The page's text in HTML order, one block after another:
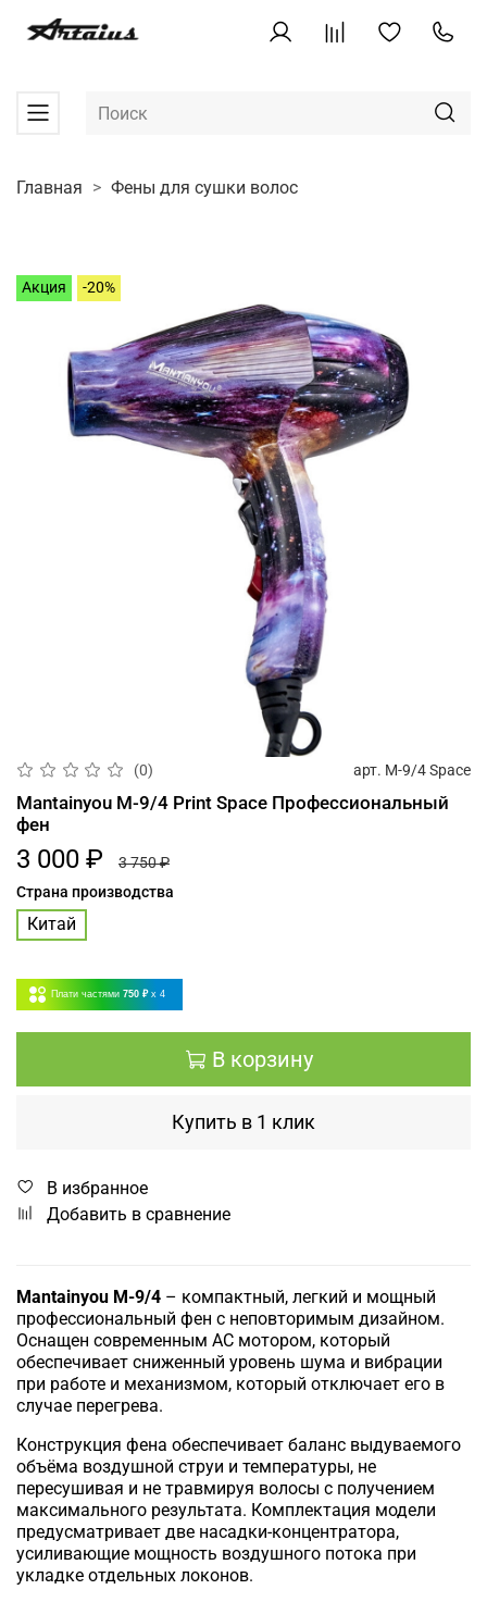
Главная Фены для сушки волос
Акция -20%
(0) арт. М-9/4 Space
Mantainyou М-9/4 Print Space Профессиональный
фен
3 000 ₽
3 750 ₽
Страна производства
Китай
Плати частями 750 ₽ x 4
В корзину
Купить в 1 клик
В избранное
Добавить в сравнение
Mantainyou М-9/4 – компактный, легкий и мощный
профессиональный фен с неповторимым дизайном.
Оснащен современным AC мотором, который
обеспечивает сниженный уровень шума и вибрации
при работе и механизмом, который отключает его в
случае перегрева.
Конструкция фена обеспечивает баланс выдуваемого
объёма воздушной струи и температуры, не
пересушивая и не травмируя волосы с получением
максимального результата. Комплектация модели
предусматривает две насадки-концентратора,
усиливающие мощность воздушного потока при
укладке отдельных локонов.